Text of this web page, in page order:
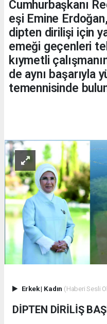
Cumhurbaşkanı
eşi Emine
dipten dirilişi için
emeği geçenleri
kıymetli
de aynı başarıyla
temennisinde
Erkek| Kadın (Haberi Sesli
DİPTEN DİRİLİŞ